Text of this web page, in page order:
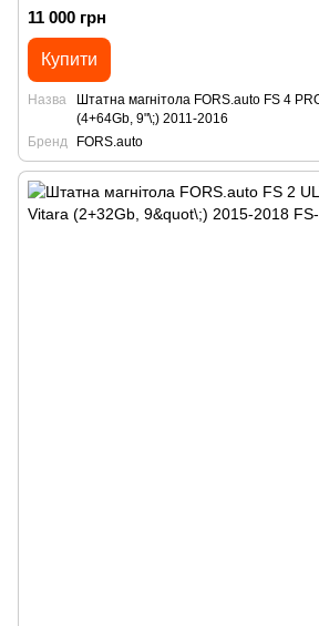
11 000 грн
Купити
Назва
Штатна магнітола FORS.auto FS 4
(4+64Gb, 9"\;) 2011-2016
Бренд
FORS.auto